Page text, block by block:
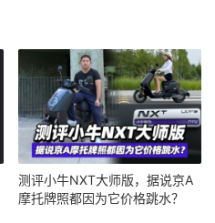
测评小牛NXT大师版，据说京A
摩托牌照都因为它价格跳水？